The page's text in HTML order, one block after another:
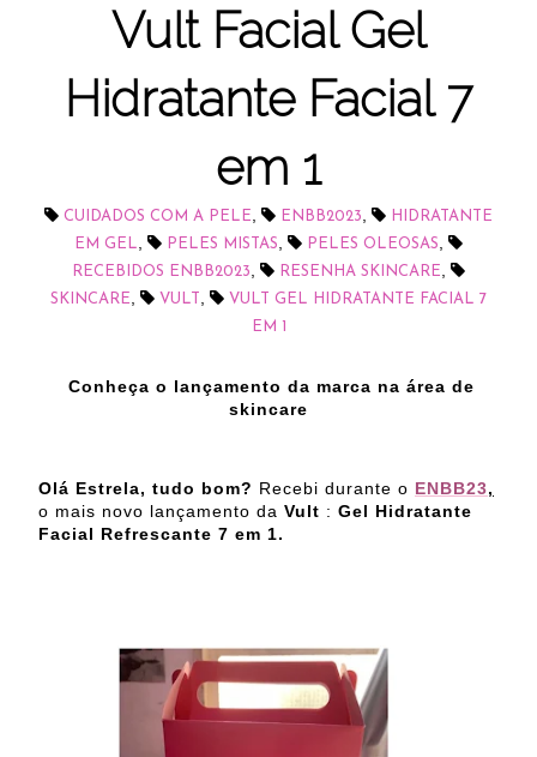
Vult Facial Gel
Hidratante Facial 7
em 1
CUIDADOS COM A PELE, ENBB2023,
HIDRATANTE
EM GEL, PELES MISTAS, PELES OLEOSAS,
RECEBIDOS ENBB2023, RESENHA SKINCARE,
SKINCARE, VULT ,
VULT GEL HIDRATANTE FACIAL 7
EM 1
Conheça o lançamento da marca na área de
skincare
Olá Estrela, tudo bom? Recebi durante o ENBB23,
o mais novo lançamento da Vult : Gel Hidratante
Facial Refrescante 7 em 1.